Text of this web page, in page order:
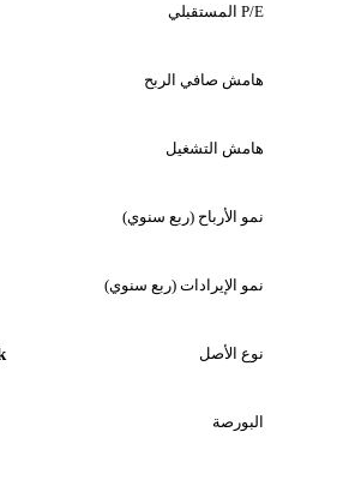
P/E المستقبلي
هامش صافي الربح
هامش التشغيل
نمو الأرباح (ربع سنوي)
نمو الإيرادات (ربع سنوي)
نوع الأصل
البورصة